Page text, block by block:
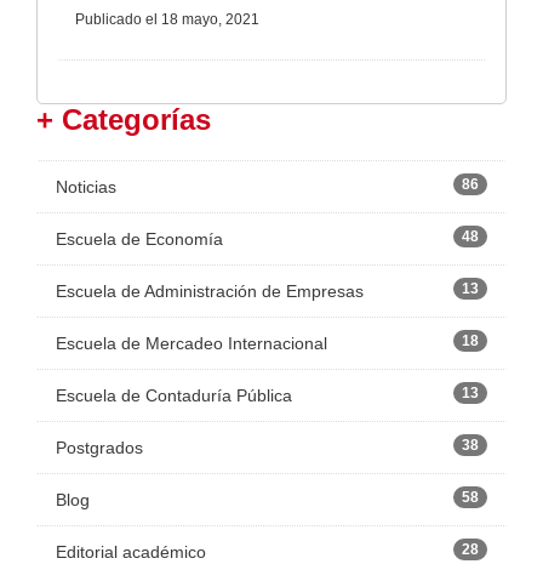
Publicado el 18 mayo, 2021
+ Categorías
Noticias 86
Escuela de Economía 48
Escuela de Administración de Empresas 13
Escuela de Mercadeo Internacional 18
Escuela de Contaduría Pública 13
Postgrados 38
Blog 58
Editorial académico 28